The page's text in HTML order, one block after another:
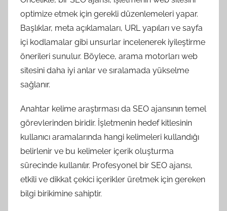
optimize etmek için gerekli düzenlemeleri yapar.
Başlıklar, meta açıklamaları, URL yapıları ve sayfa
içi kodlamalar gibi unsurlar incelenerek iyileştirme
önerileri sunulur. Böylece, arama motorları web
sitesini daha iyi anlar ve sıralamada yükselme
sağlanır.
Anahtar kelime araştırması da SEO ajansının temel
görevlerinden biridir. İşletmenin hedef kitlesinin
kullanıcı aramalarında hangi kelimeleri kullandığı
belirlenir ve bu kelimeler içerik oluşturma
sürecinde kullanılır. Profesyonel bir SEO ajansı,
etkili ve dikkat çekici içerikler üretmek için gereken
bilgi birikimine sahiptir.